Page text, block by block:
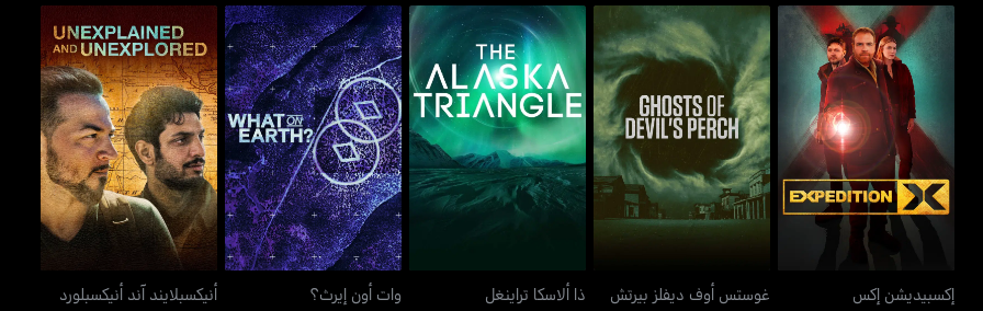
إكسبيديشن إكس
إكسبيديشن إكس
غوستس أوف ديفلز بيرتش
غوستس أوف ديفلز بيرتش
ذا ألاسكا تراينغل
ذا ألاسكا تراينغل
وات أون إيرث؟
وات أون إيرث؟
أنيكسبلايند آند أنيكسبلورد
أنيكسبلايند آند أنيكسبلورد